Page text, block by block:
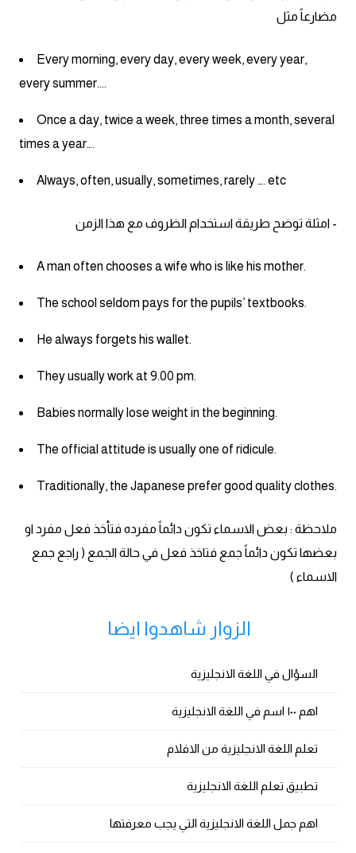
مضارعاً مثل
Every morning, every day, every week, every year,
every summer....
Once a day, twice a week, three times a month, several
times a year….
Always, often, usually, sometimes, rarely …. etc
- امثلة توضح طريقة استخدام الظروف مع هذا الزمن
A man often chooses a wife who is like his mother.
The school seldom pays for the pupils’ textbooks.
He always forgets his wallet.
They usually work at 9.00 pm.
Babies normally lose weight in the beginning.
The official attitude is usually one of ridicule.
Traditionally, the Japanese prefer good quality clothes.
ملاحظة : بعض الاسماء تكون دائماً مفرده فتأخذ فعل مفرد او
بعضها تكون دائماً جمع فتاخذ فعل في حالة الجمع ( راجع جمع
الاسماء )
الزوار شاهدوا ايضا
السؤال في اللغة الانجليزية
اهم ١٠٠ اسم في اللغة الانجليزية
تعلم اللغة الانجليزية من الافلام
تطبيق تعلم اللغة الانجليزية
اهم جمل اللغة الانجليزية التي يجب معرفتها